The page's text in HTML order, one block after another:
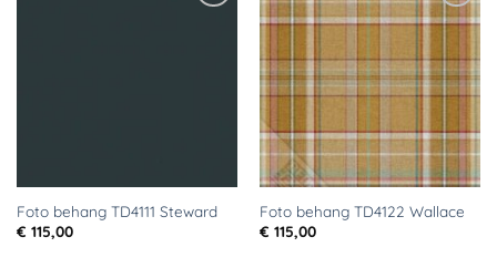
Foto behang TD4111 Steward
€ 115,00
Toevoegen
Foto behang TD4122 Wallace
€ 115,00